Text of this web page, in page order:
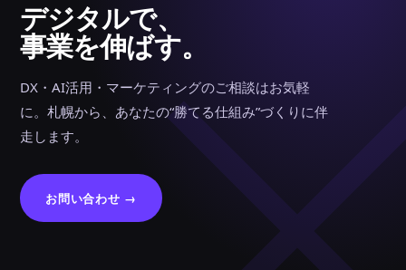
デジタルで、
事業を伸ばす。
DX・AI活用・マーケティングのご相談はお気軽
に。札幌から、あなたの“勝てる仕組み”づくりに伴
走します。
お問い合わせ →